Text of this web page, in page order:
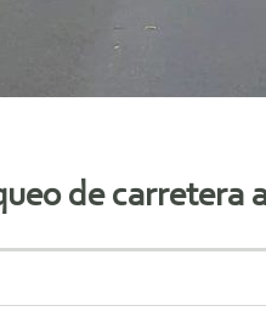
de carretera